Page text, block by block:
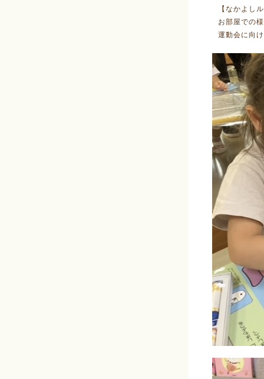
【なかよし
お部屋での
運動会に向